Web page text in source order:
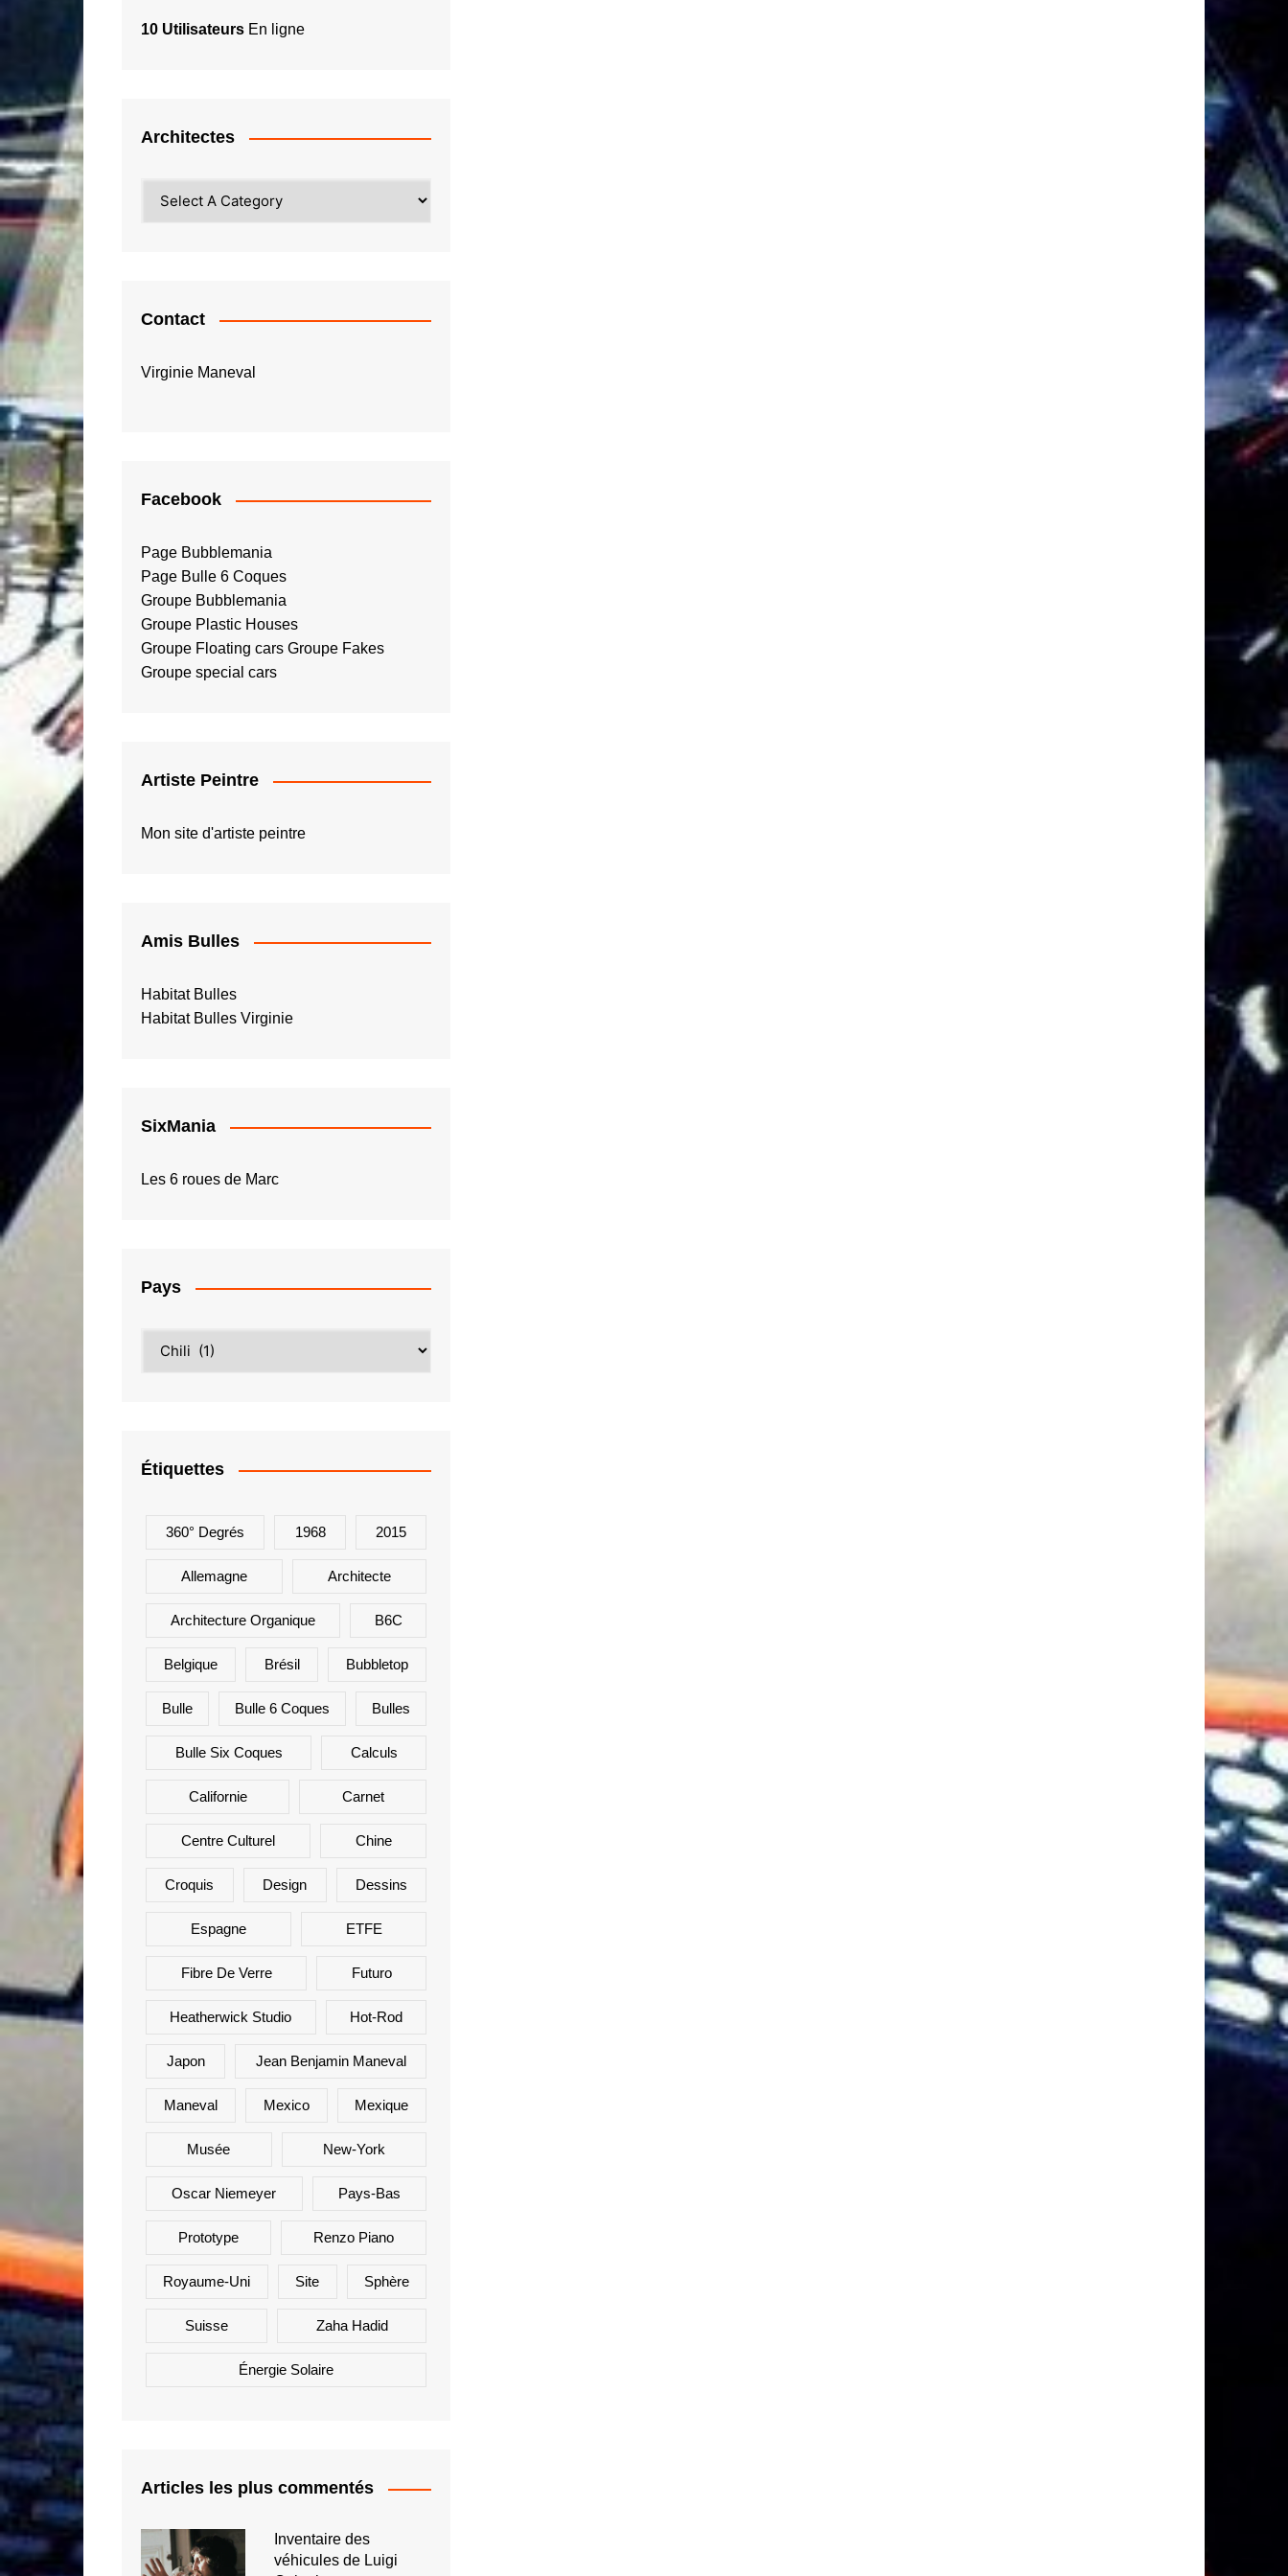
10 Utilisateurs En ligne
Architectes
Contact
Virginie Maneval
Facebook
Page Bubblemania
Page Bulle 6 Coques
Groupe Bubblemania
Groupe Plastic Houses
Groupe Floating cars Groupe Fakes
Groupe special cars
Artiste Peintre
Mon site d'artiste peintre
Amis Bulles
Habitat Bulles
Habitat Bulles Virginie
SixMania
Les 6 roues de Marc
Pays
Étiquettes
360° Degrés 1968 2015
Allemagne Architecte
Architecture Organique B6C
Belgique Brésil Bubbletop
Bulle Bulle 6 Coques Bulles
Bulle Six Coques Calculs
Californie Carnet
Centre Culturel Chine
Croquis Design Dessins
Espagne ETFE
Fibre De Verre Futuro
Heatherwick Studio Hot-Rod
Japon Jean Benjamin Maneval
Maneval Mexico Mexique
Musée New-York
Oscar Niemeyer Pays-Bas
Prototype Renzo Piano
Royaume-Uni Site Sphère
Suisse Zaha Hadid
Énergie Solaire
Articles les plus commentés
Inventaire des
véhicules de Luigi